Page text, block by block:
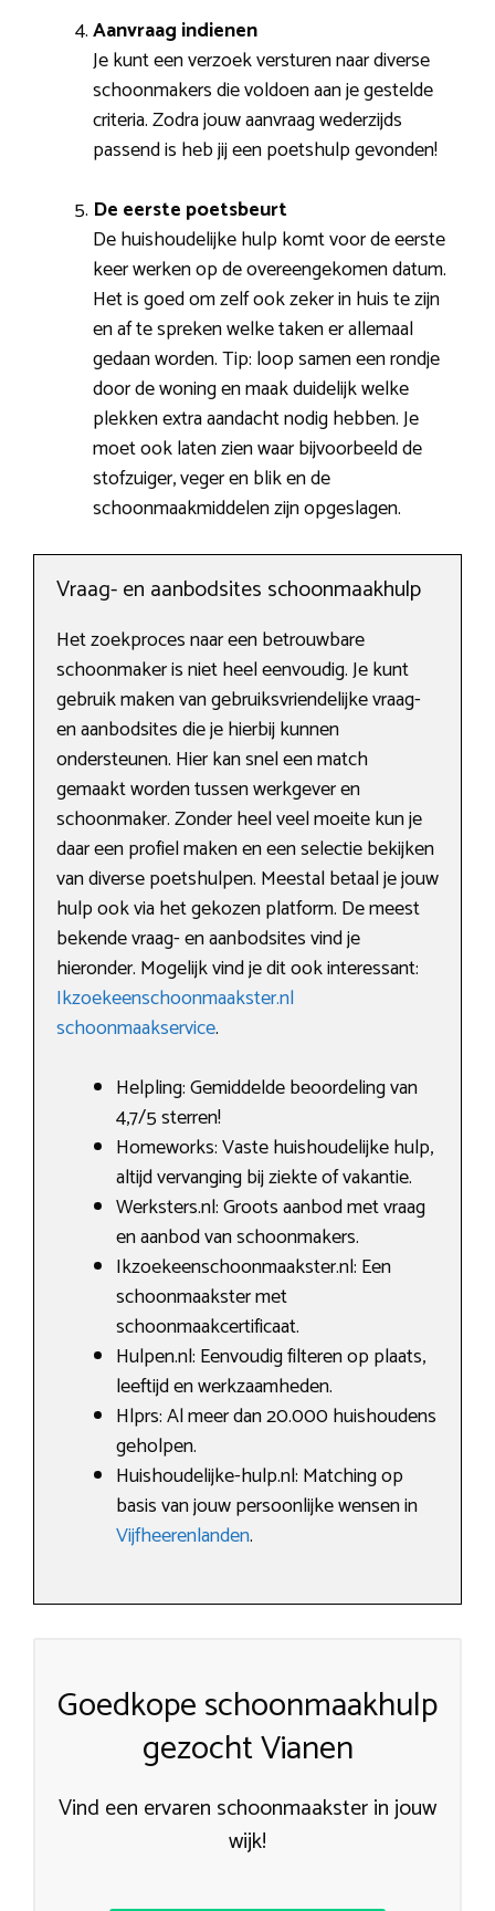
Aanvraag indienen
Je kunt een verzoek versturen naar diverse
schoonmakers die voldoen aan je gestelde
criteria. Zodra jouw aanvraag wederzijds
passend is heb jij een poetshulp gevonden!
De eerste poetsbeurt
De huishoudelijke hulp komt voor de eerste
keer werken op de overeengekomen datum.
Het is goed om zelf ook zeker in huis te zijn
en af te spreken welke taken er allemaal
gedaan worden. Tip: loop samen een rondje
door de woning en maak duidelijk welke
plekken extra aandacht nodig hebben. Je
moet ook laten zien waar bijvoorbeeld de
stofzuiger, veger en blik en de
schoonmaakmiddelen zijn opgeslagen.
Vraag- en aanbodsites schoonmaakhulp
Het zoekproces naar een betrouwbare
schoonmaker is niet heel eenvoudig. Je kunt
gebruik maken van gebruiksvriendelijke vraag-
en aanbodsites die je hierbij kunnen
ondersteunen. Hier kan snel een match
gemaakt worden tussen werkgever en
schoonmaker. Zonder heel veel moeite kun je
daar een profiel maken en een selectie bekijken
van diverse poetshulpen. Meestal betaal je jouw
hulp ook via het gekozen platform. De meest
bekende vraag- en aanbodsites vind je
hieronder. Mogelijk vind je dit ook interessant:
Ikzoekeenschoonmaakster.nl
schoonmaakservice.
Helpling: Gemiddelde beoordeling van
4,7/5 sterren!
Homeworks: Vaste huishoudelijke hulp,
altijd vervanging bij ziekte of vakantie.
Werksters.nl: Groots aanbod met vraag
en aanbod van schoonmakers.
Ikzoekeenschoonmaakster.nl: Een
schoonmaakster met
schoonmaakcertificaat.
Hulpen.nl: Eenvoudig filteren op plaats,
leeftijd en werkzaamheden.
Hlprs: Al meer dan 20.000 huishoudens
geholpen.
Huishoudelijke-hulp.nl: Matching op
basis van jouw persoonlijke wensen in
Vijfheerenlanden.
Goedkope schoonmaakhulp
gezocht Vianen
Vind een ervaren schoonmaakster in jouw
wijk!